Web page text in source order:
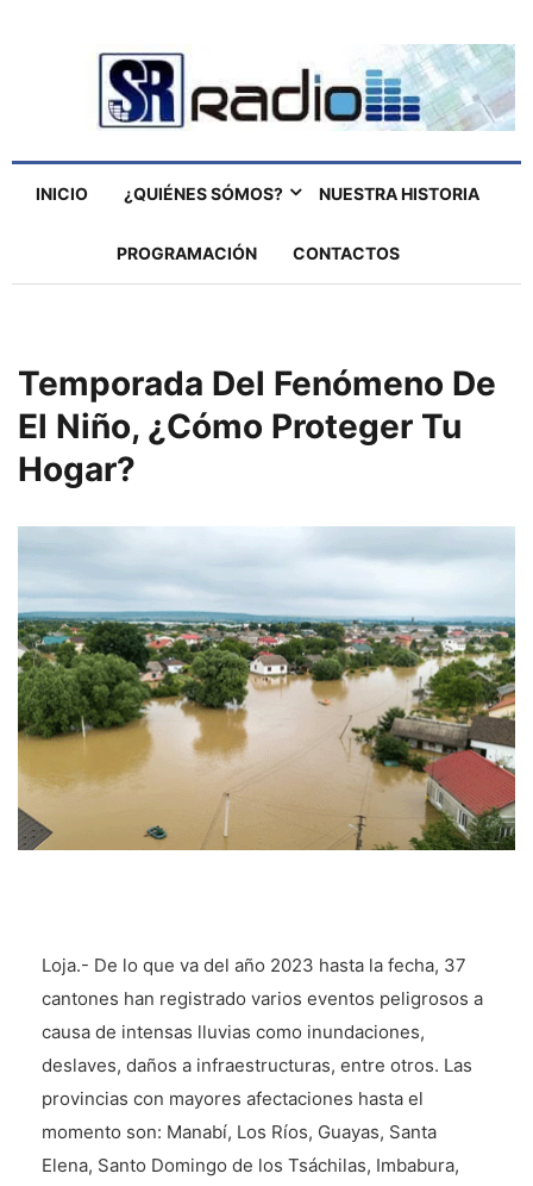
INICIO ¿QUIÉNES SÓMOS? NUESTRA HISTORIA
PROGRAMACIÓN CONTACTOS
Temporada Del Fenómeno De
El Niño, ¿cómo Proteger Tu
Hogar?
Loja.- De lo que va del año 2023 hasta la fecha, 37
cantones han registrado varios eventos peligrosos a
causa de intensas lluvias como inundaciones,
deslaves, daños a infraestructuras, entre otros. Las
provincias con mayores afectaciones hasta el
momento son: Manabí, Los Ríos, Guayas, Santa
Elena, Santo Domingo de los Tsáchilas, Imbabura,